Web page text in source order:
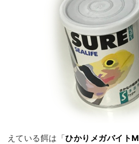
えている餌は「ひかりメガバイトM